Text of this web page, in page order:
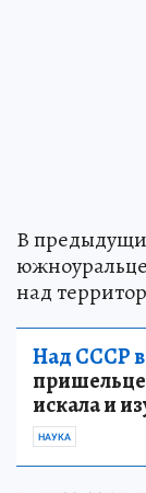
В
над
Над СССР
искала и
НАУКА